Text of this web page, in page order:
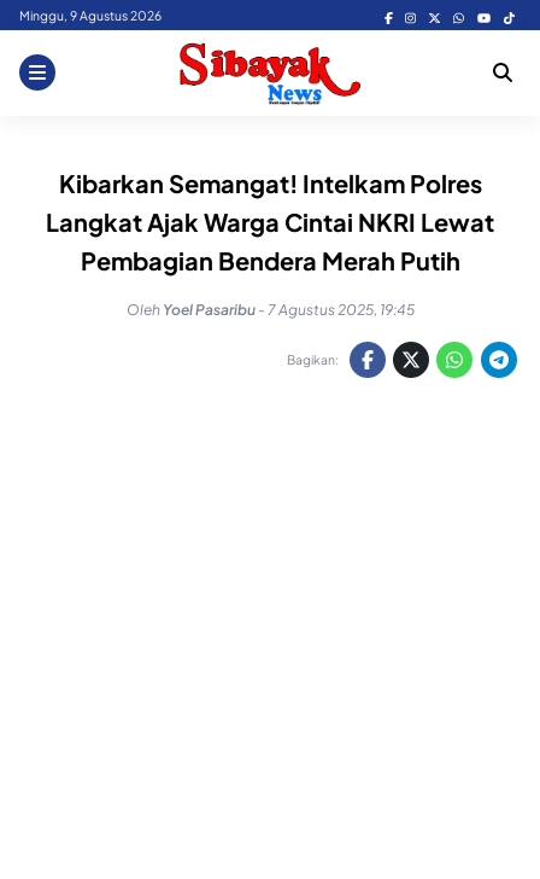
Skip
content
Minggu, 9 Agustus 2026
Kibarkan Semangat! Intelkam Polres
Langkat Ajak Warga Cintai NKRI Lewat
Pembagian Bendera Merah Putih
Oleh Yoel Pasaribu - 7 Agustus 2025, 19:45
Bagikan: